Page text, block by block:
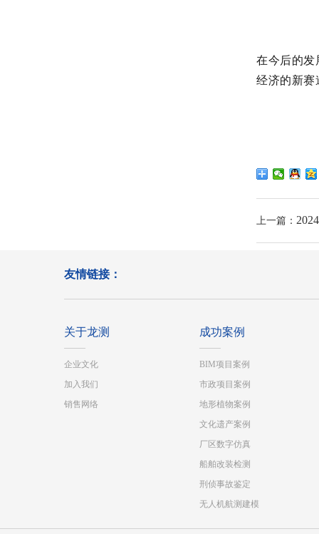
在今后的发
经济的新赛
上一篇：
友情链接：
关于龙测
企业文化
加入我们
销售网络
成功案例
BIM项目案例
市政项目案例
地形植物案例
文化遗产案例
厂区数字仿真
船舶改装检测
刑侦事故鉴定
无人机航测建模